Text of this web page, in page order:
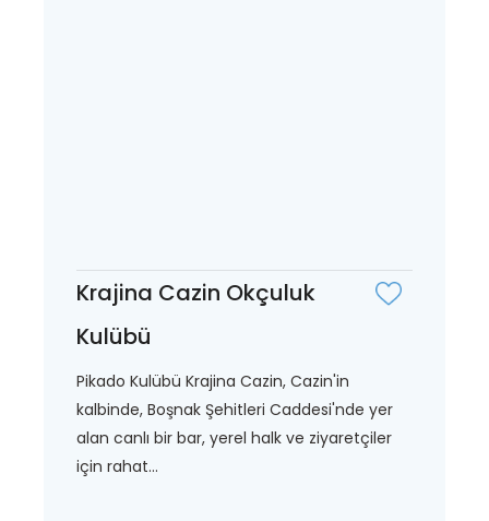
Krajina Cazin Okçuluk
Kulübü
Pikado Kulübü Krajina Cazin, Cazin'in
kalbinde, Boşnak Şehitleri Caddesi'nde yer
alan canlı bir bar, yerel halk ve ziyaretçiler
için rahat...